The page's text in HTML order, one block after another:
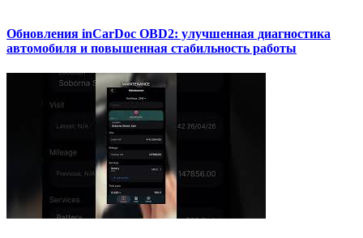
Обновления inCarDoc OBD2: улучшенная диагностика
автомобиля и повышенная стабильность работы